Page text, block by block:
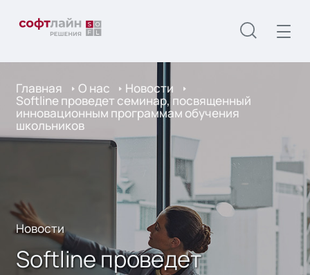
Главная О нас Новости
Softline проведет семинар, посвященный
инновационным программам обучения
школьников
Новости
Softline проведет